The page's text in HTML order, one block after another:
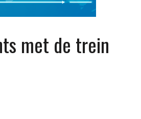
met de trein